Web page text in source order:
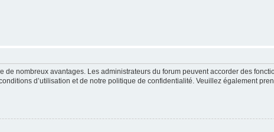
de nombreux avantages. Les administrateurs du forum peuvent accorder des
d’utilisation et de notre politique de confidentialité. Veuillez également